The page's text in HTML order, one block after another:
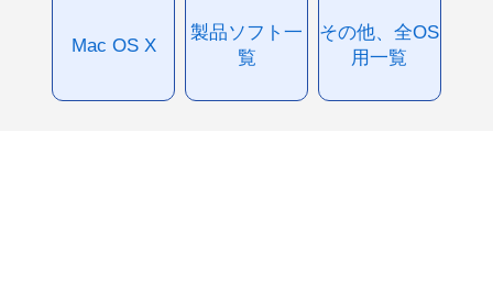
Mac OS X
製品ソフト一
覧
その他、全OS
用一覧